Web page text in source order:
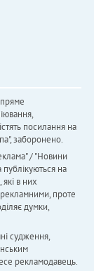
посилання на
заборонено.
/ "Новини
на
в них
проте
думки,
судження,
рекламодавець.